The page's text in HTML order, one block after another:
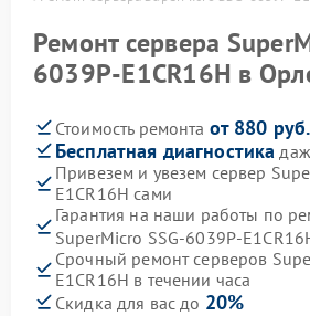
Ремонт сервера
6039P-E1CR16H в
Стоимость ремонта от 880 руб.
Бесплатная диагностика
Привезем и увезем сервер
E1CR16H сами
Гарантия на наши работы по
SuperMicro SSG-6039P-
Срочный ремонт серверов
E1CR16H в течении часа
Скидка для вас до 20%